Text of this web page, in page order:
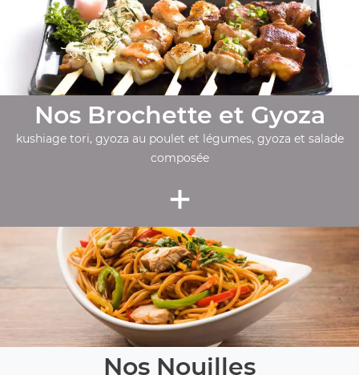
Nos Brochette et Gyoza
kushiage tori, gyoza au poulet et légumes, gyoza et salade
composée
+
Nos Nouilles